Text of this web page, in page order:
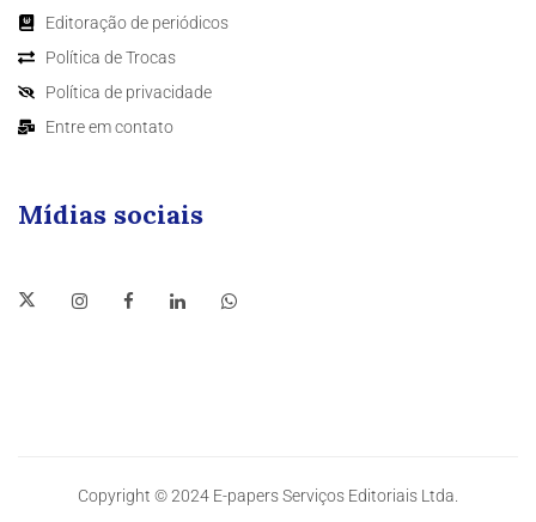
Editoração de periódicos
Política de Trocas
Política de privacidade
Entre em contato
Mídias sociais
Copyright © 2024 E-papers Serviços Editoriais Ltda.